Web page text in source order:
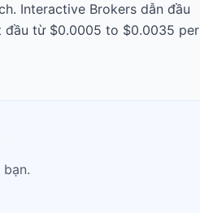
Interactive Brokers dẫn đầu
đầu từ $0.0005 to $0.0035 per